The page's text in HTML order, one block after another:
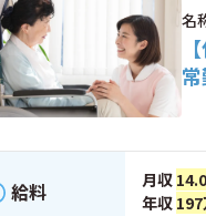
名
給料 月収
年収